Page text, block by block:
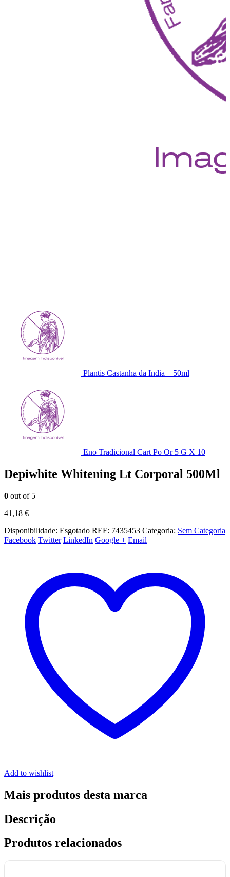
Plantis Castanha da India – 50ml
Eno Tradicional Cart Po Or 5 G X 10
Depiwhite Whitening Lt Corporal 500Ml
0 out of 5
41,18 €
Disponibilidade: Esgotado REF: 7435453 Categoria: Sem Categoria
Facebook Twitter LinkedIn Google + Email
Add to wishlist
Mais produtos desta marca
Descrição
Produtos relacionados